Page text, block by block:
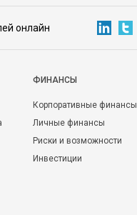
онлайн
ФИНАНСЫ
Корпоративные финансы
Личные финансы
Риски и возможности
Инвестиции